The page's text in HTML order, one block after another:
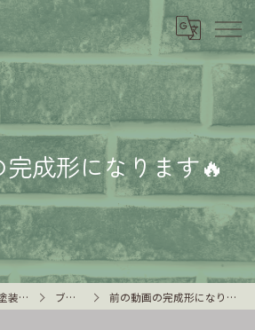
成形になります🔥
静岡県静岡市の外壁塗装はMyC ブログ 前の動画の完成形になります🔥